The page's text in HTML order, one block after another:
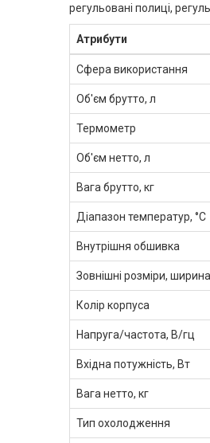
регульовані полиці,
Атрибути
Сфера використання
Об'єм брутто, л
Термометр
Об'єм нетто, л
Вага брутто, кг
Діапазон температур, °C
Внутрішня обшивка
Зовнішні розміри,
Колір корпуса
Напруга/частота, В/гц
Вхідна потужність, Вт
Вага нетто, кг
Тип охолодження